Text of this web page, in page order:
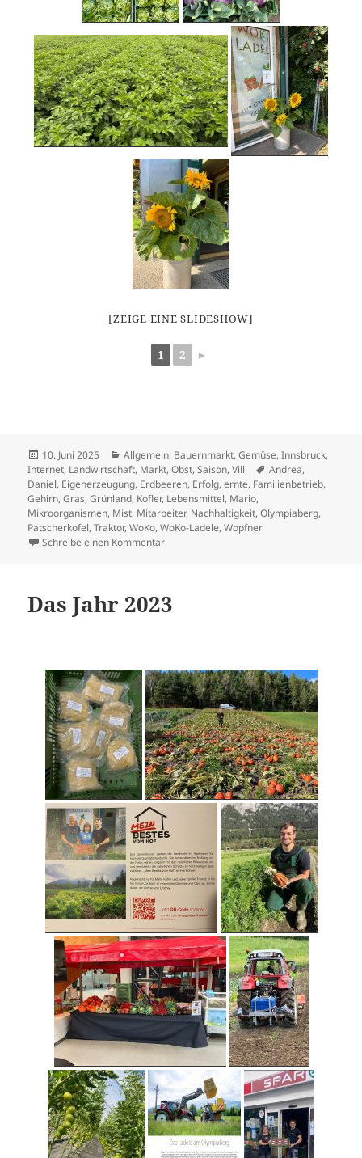
[ZEIGE EINE SLIDESHOW]
1 2 ►
Veröffentlicht
am
10. Juni 2025 Kategorien
Allgemein, Bauernmarkt,Gemüse,Innsbruck,
Internet, Landwirtschaft, Markt,Obst,Saison,Vill Schlagwörter
Andrea,
Daniel, Eigenerzeugung, Erdbeeren, Erfolg,ernte, Familienbetrieb,
Gehirn,Gras,Grünland, Kofler, Lebensmittel, Mario,
Mikroorganismen, Mist, Mitarbeiter, Nachhaltigkeit,Olympiaberg,
Patscherkofel,Traktor,WoKo,WoKo-Ladele,Wopfner
Schreibe einen Kommentarzu Sommer 2025
Das Jahr 2023